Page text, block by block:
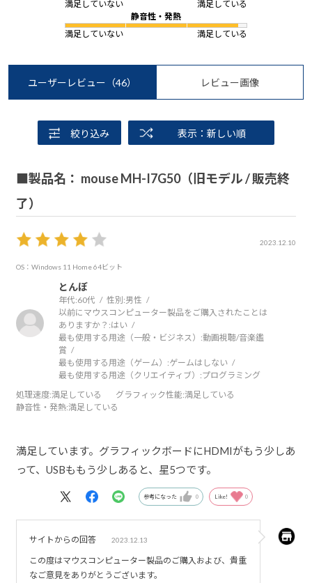
満足していない
満足している
静音性・発熱
満足していない
満足している
ユーザーレビュー （46） レビュー画像
絞り込み 表示：新しい順
■製品名： mouse MH-I7G50（旧モデル / 販売終
了）
2023.12.10
OS：Windows 11 Home 64ビット
とんぼ
年代:60代 性別:男性
以前にマウスコンピューター製品をご購入されたことは
ありますか？:はい
最も使用する用途（一般・ビジネス）:動画視聴/音楽鑑
賞
最も使用する用途（ゲーム）:ゲームはしない
最も使用する用途（クリエイティブ）:プログラミング
処理速度:満足している グラフィック性能:満足している
静音性・発熱:満足している
満足しています。グラフィックボードにHDMIがもう少しあ
って、USBももう少しあると、星5つです。
参考になった 0 Like! 0
サイトからの回答 2023.12.13
この度はマウスコンピューター製品のご購入および、貴重
なご意見をありがとうございます。